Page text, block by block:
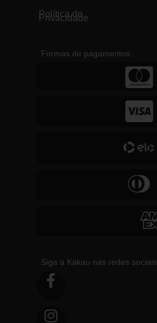
Política de
Privacidade
Formas de pagamentos
Siga a Kakau nas redes sociais